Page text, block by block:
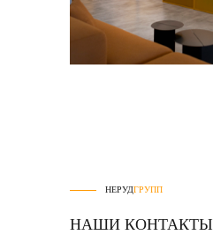
НЕРУДГРУПП
НАШИ КОНТАКТЫ